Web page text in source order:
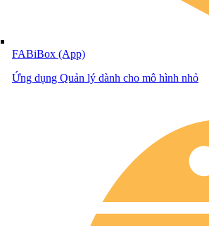
FABiBox (App)
Ứng dụng Quản lý dành cho mô hình nhỏ